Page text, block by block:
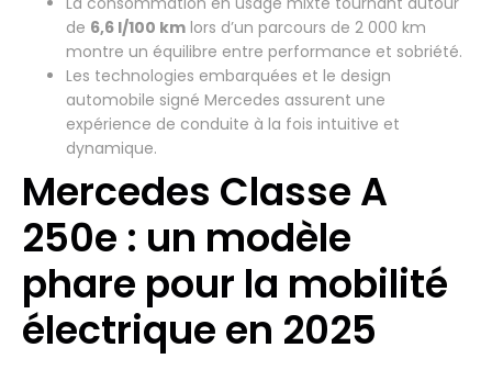
de 6,6 l/100 km lors d’un parcours de 2 000 km
montre un équilibre entre performance et sobriété.
Les technologies embarquées et le design
automobile signé Mercedes assurent une
expérience de conduite à la fois intuitive et
dynamique.
Mercedes Classe A
250e : un modèle
phare pour la mobilité
électrique en 2025